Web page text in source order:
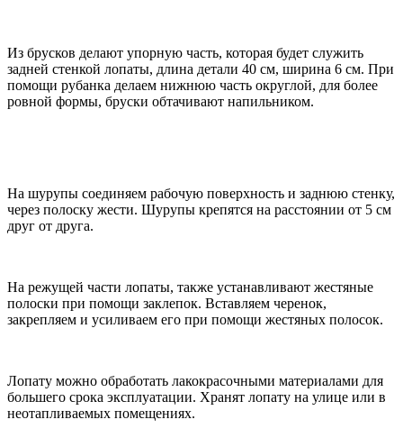
Из брусков делают упорную часть, которая будет служить
задней стенкой лопаты, длина детали 40 см, ширина 6 см. При
помощи рубанка делаем нижнюю часть округлой, для более
ровной формы, бруски обтачивают напильником.
На шурупы соединяем рабочую поверхность и заднюю стенку,
через полоску жести. Шурупы крепятся на расстоянии от 5 см
друг от друга.
На режущей части лопаты, также устанавливают жестяные
полоски при помощи заклепок. Вставляем черенок,
закрепляем и усиливаем его при помощи жестяных полосок.
Лопату можно обработать лакокрасочными материалами для
большего срока эксплуатации. Хранят лопату на улице или в
неотапливаемых помещениях.